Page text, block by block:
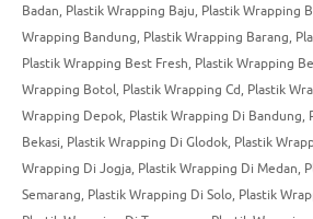
Badan, Plastik Wrapping Baju, Plastik Wrapping
Wrapping Bandung, Plastik Wrapping Barang,
Plastik Wrapping Best Fresh, Plastik Wrapping
Wrapping Botol, Plastik Wrapping Cd, Plastik
Wrapping Depok, Plastik Wrapping Di Bandung,
Bekasi, Plastik Wrapping Di Glodok, Plastik
Wrapping Di Jogja, Plastik Wrapping Di Medan,
Semarang, Plastik Wrapping Di Solo, Plastik